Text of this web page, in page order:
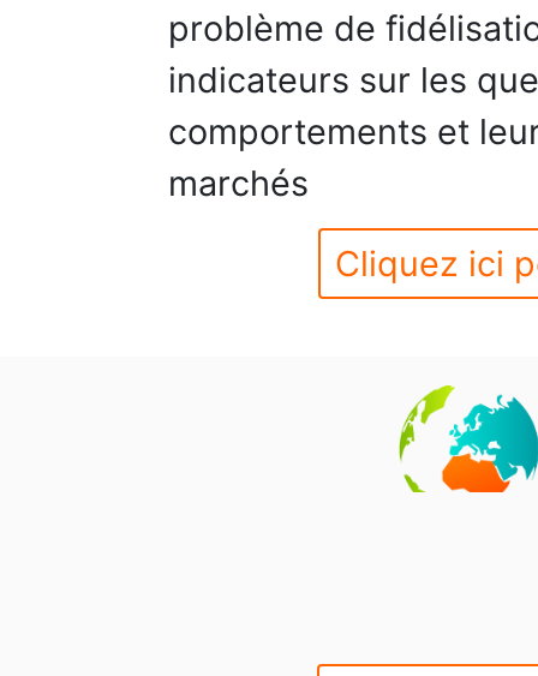
problème de
indicateurs sur les
comportements et
marchés
Cliquez ici